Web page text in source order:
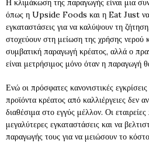
Η κλιμάκωση της παραγωγής είναι μια
όπως η Upside Foods και η Eat Just να
εγκαταστάσεις για να καλύψουν τη
στοχεύουν στη μείωση της χρήσης νερού
συμβατική παραγωγή κρέατος, αλλά ο
είναι μετρήσιμος μόνο όταν η παραγωγή
Ενώ οι πρόσφατες κανονιστικές
προϊόντα κρέατος από καλλιέργειες δεν
διαθέσιμα στο εγγύς μέλλον. Οι
μεγαλύτερες εγκαταστάσεις και να
παραγωγής τους για να μειώσουν το